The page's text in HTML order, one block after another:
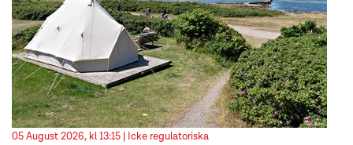
05 August 2026, kl 13:15 | Icke regulatoriska